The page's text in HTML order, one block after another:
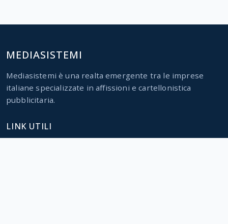
MEDIASISTEMI
Mediasistemi è una realta emergente tra le imprese
italiane specializzate in affissioni e cartellonistica
pubblicitaria.
LINK UTILI